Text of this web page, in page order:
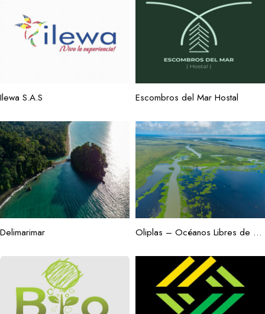
Ilewa S.A.S Escombros del Mar Hostal
Delimarimar Oliplas – Océanos Libres de Plástico